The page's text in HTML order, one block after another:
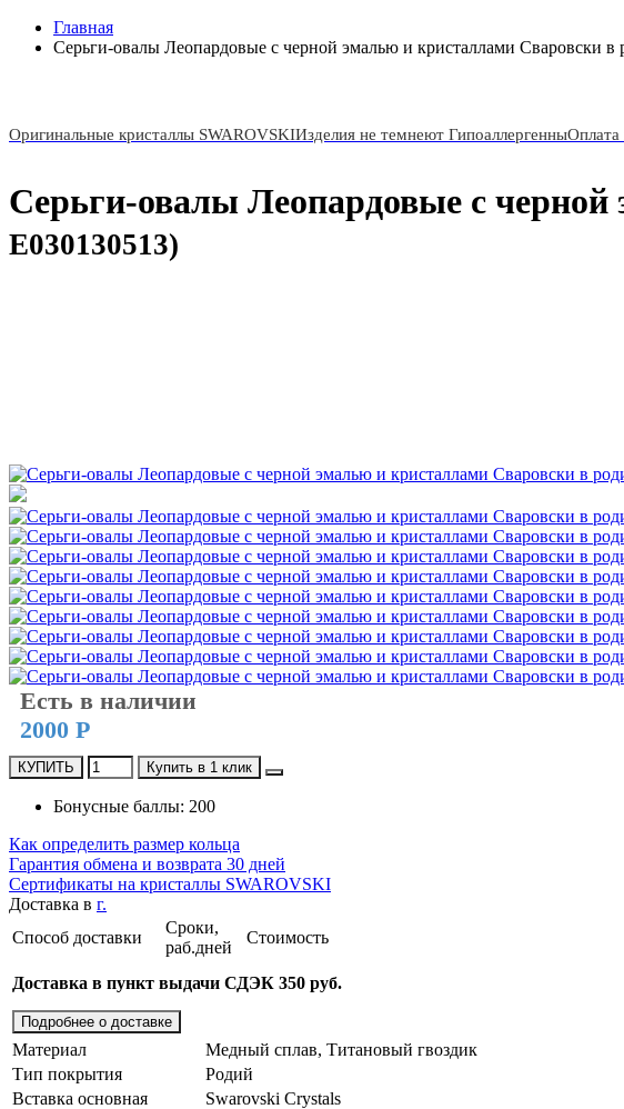
Главная
Серьги-овалы Леопардовые с черной эмалью и кристаллами Сваровски в
Оригинальные кристаллы SWAROVSKIИзделия не темнеют ГипоаллергенныОплата
Серьги-овалы Леопардовые с
E030130513)
Есть в наличии
2000 Р
КУПИТЬ Купить в 1 клик
Бонусные баллы: 200
Как определить размер кольца
Гарантия обмена и возврата 30 дней
Сертификаты на кристаллы SWAROVSKI
Доставка в г.
Способ доставки
Сроки,
раб.дней
Стоимость
Доставка в пункт выдачи СДЭК 350 руб.
Подробнее о доставке
Материал
Медный сплав, Титановый гвоздик
Тип покрытия
Родий
Вставка основная
Swarovski Crystals